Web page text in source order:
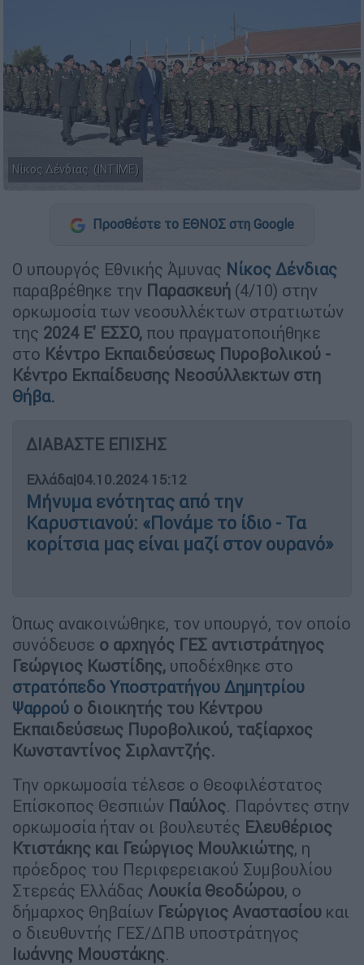
Νίκος Δένδιας (INTIME)
Προσθέστε το ΕΘΝΟΣ στη Google
Ο υπουργός Εθνικής Άμυνας Νίκος Δένδιας
παραβρέθηκε την Παρασκευή (4/10) στην
ορκωμοσία των νεοσυλλέκτων στρατιωτών
της 2024 Ε' ΕΣΣΟ, που πραγματοποιήθηκε
στο Κέντρο Εκπαιδεύσεως Πυροβολικού -
Κέντρο Εκπαίδευσης Νεοσύλλεκτων στη
Θήβα.
ΔΙΑΒΑΣΤΕ ΕΠΙΣΗΣ
Ελλάδα|04.10.2024 15:12
Μήνυμα ενότητας από την
Καρυστιανού: «Πονάμε το ίδιο - Τα
κορίτσια μας είναι μαζί στον ουρανό»
Όπως ανακοινώθηκε, τον υπουργό, τον οποίο
συνόδευσε ο αρχηγός ΓΕΣ αντιστράτηγος
Γεώργιος Κωστίδης, υποδέχθηκε στο
στρατόπεδο Υποστρατήγου Δημητρίου
Ψαρρού ο διοικητής του Κέντρου
Εκπαιδεύσεως Πυροβολικού, ταξίαρχος
Κωνσταντίνος Σιρλαντζής.
Την ορκωμοσία τέλεσε ο Θεοφιλέστατος
Επίσκοπος Θεσπιών Παύλος. Παρόντες στην
ορκωμοσία ήταν οι βουλευτές Ελευθέριος
Κτιστάκης και Γεώργιος Μουλκιώτης, η
πρόεδρος του Περιφερειακού Συμβουλίου
Στερεάς Ελλάδας Λουκία Θεοδώρου, ο
δήμαρχος Θηβαίων Γεώργιος Αναστασίου και
ο διευθυντής ΓΕΣ/ΔΠΒ υποστράτηγος
Ιωάννης Μουστάκης.